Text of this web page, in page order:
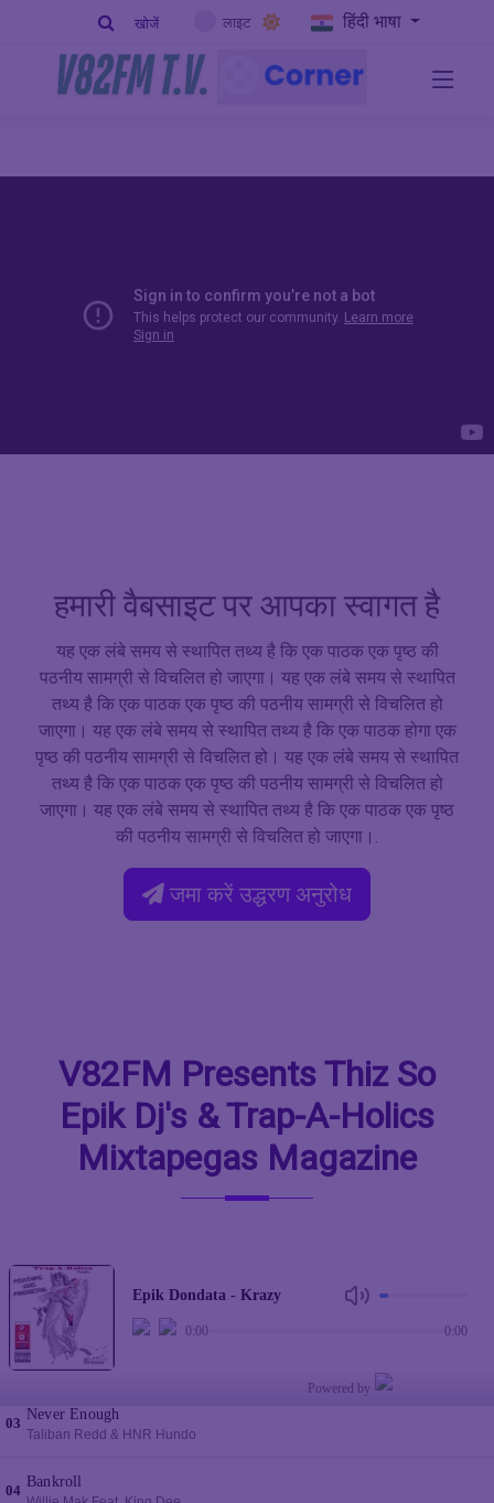
खोजें लाइट हिंदी भाषा
हमारी वैबसाइट पर आपका स्वागत है
यह एक लंबे समय से स्थापित तथ्य है कि एक पाठक एक पृष्ठ की
पठनीय सामग्री से विचलित हो जाएगा। यह एक लंबे समय से स्थापित
तथ्य है कि एक पाठक एक पृष्ठ की पठनीय सामग्री से विचलित हो
जाएगा। यह एक लंबे समय से स्थापित तथ्य है कि एक पाठक होगा एक
पृष्ठ की पठनीय सामग्री से विचलित हो। यह एक लंबे समय से स्थापित
तथ्य है कि एक पाठक एक पृष्ठ की पठनीय सामग्री से विचलित हो
जाएगा। यह एक लंबे समय से स्थापित तथ्य है कि एक पाठक एक पृष्ठ
की पठनीय सामग्री से विचलित हो जाएगा।.
जमा करें उद्धरण अनुरोध
V82FM Presents Thiz So
Epik Dj's & Trap-A-Holics
Mixtapegas Magazine